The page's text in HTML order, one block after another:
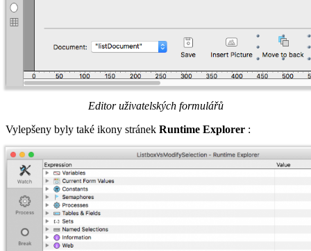
Editor uživatelských formulářů
Vylepšeny byly také ikony stránek Runtime Explorer :